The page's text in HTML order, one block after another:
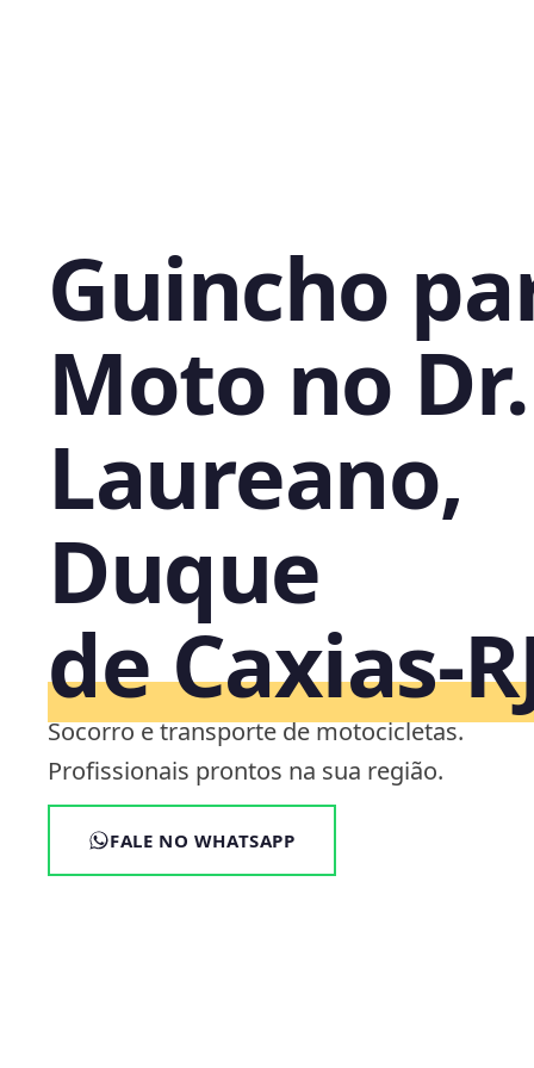
Guincho
Moto no Dr.
Laureano,
Duque
de
Socorro e transporte de motocicletas.
Profissionais prontos na sua região.
FALE NO WHATSAPP